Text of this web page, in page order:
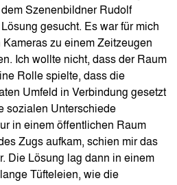
Szenenbildner Rudolf
gesucht. Es war für mich
Kameras zu einem Zeitzeugen
Ich wollte nicht, dass der Raum
Rolle spielte, dass die
Umfeld in Verbindung gesetzt
sozialen Unterschiede
in einem öffentlichen Raum
Zugs aufkam, schien mir das
Die Lösung lag dann in einem
Tüfteleien, wie die